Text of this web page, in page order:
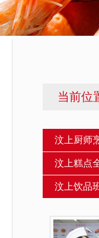
当前位
汶上厨师
汶上糕点
汶上饮品